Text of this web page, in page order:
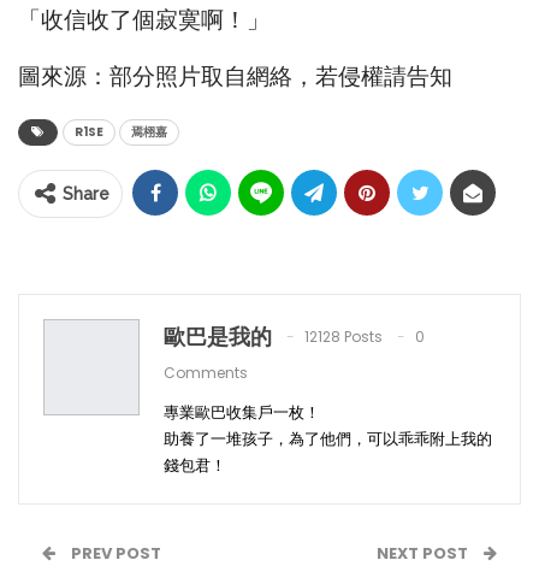
「收信收了個寂寞啊！」
圖來源：部分照片取自網絡，若侵權請告知
R1SE 焉栩嘉
Share
歐巴是我的 12128 Posts
0
Comments
專業歐巴收集戶一枚！
助養了一堆孩子，為了他們，可以乖乖附上我的
錢包君！
PREV POST NEXT POST